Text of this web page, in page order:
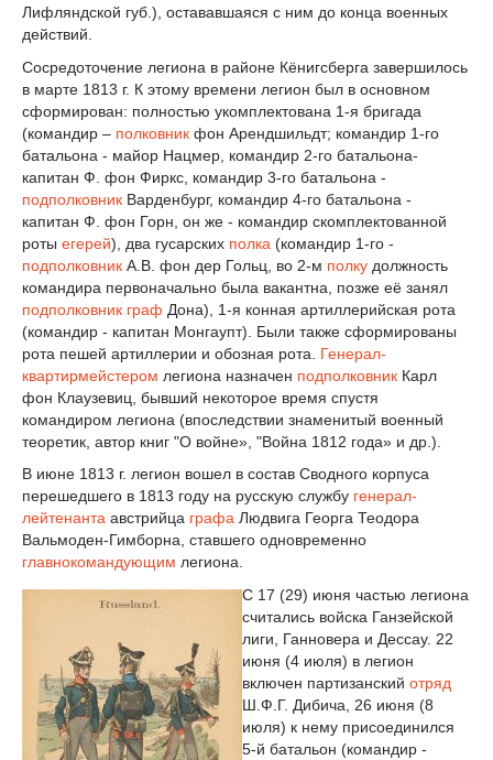
Лифляндской губ.), остававшаяся с ним до конца военных
действий.
Сосредоточение легиона в районе Кёнигсберга завершилось
в марте 1813 г. К этому времени легион был в основном
сформирован: полностью укомплектована 1-я бригада
(командир – полковник фон Арендшильдт; командир 1-го
батальона - майор Нацмер, командир 2-го батальона-
капитан Ф. фон Фиркс, командир 3-го батальона -
подполковник Варденбург, командир 4-го батальона -
капитан Ф. фон Горн, он же - командир скомплектованной
роты егерей), два гусарских полка (командир 1-го -
подполковник А.В. фон дер Гольц, во 2-м полку должность
командира первоначально была вакантна, позже её занял
подполковник граф Дона), 1-я конная артиллерийская рота
(командир - капитан Монгаупт). Были также сформированы
рота пешей артиллерии и обозная рота. Генерал-
квартирмейстером легиона назначен подполковник Карл
фон Клаузевиц, бывший некоторое время спустя
командиром легиона (впоследствии знаменитый военный
теоретик, автор книг "О войне», "Война 1812 года» и др.).
В июне 1813 г. легион вошел в состав Сводного корпуса
перешедшего в 1813 году на русскую службу генерал-
лейтенанта австрийца графа Людвига Георга Теодора
Вальмоден-Гимборна, ставшего одновременно
главнокомандующим легиона.
С 17 (29) июня частью легиона
считались войска Ганзейской
лиги, Ганновера и Дессау. 22
июня (4 июля) в легион
включен партизанский отряд
Ш.Ф.Г. Дибича, 26 июня (8
июля) к нему присоединился
5-й батальон (командир -